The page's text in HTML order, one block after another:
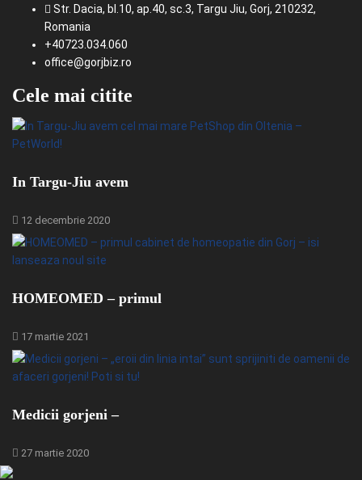
Str. Dacia, bl.10, ap.40, sc.3, Targu Jiu, Gorj, 210232,
Romania
+40723.034.060
office@gorjbiz.ro
Cele mai citite
In Targu-Jiu avem
12 decembrie 2020
HOMEOMED – primul
17 martie 2021
Medicii gorjeni –
27 martie 2020